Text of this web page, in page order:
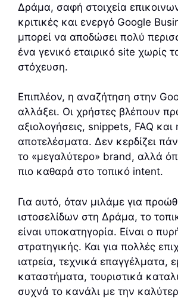
Δράμα, σαφή στοιχεία
κριτικές και ενεργό Google
μπορεί να αποδώσει πολύ
ένα γενικό εταιρικό site χωρίς
στόχευση.
Επιπλέον, η αναζήτηση στην
αλλάξει. Οι χρήστες βλέπουν
αξιολογήσεις, snippets, FAQ και
αποτελέσματα. Δεν κερδίζει
το «μεγαλύτερο» brand, αλλά
πιο καθαρά στο τοπικό intent.
Για αυτό, όταν μιλάμε για
ιστοσελίδων στη Δράμα, το
είναι υποκατηγορία. Είναι ο
στρατηγικής. Και για πολλές
ιατρεία, τεχνικά επαγγέλματα,
καταστήματα, τουριστικά
συχνά το κανάλι με την